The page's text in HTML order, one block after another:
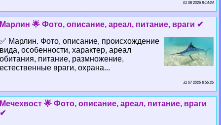
01 08 2026 8:14:24
Марлин 🌟 Фото, описание, ареал, питание, враги ✔
✅ Марлин. Фото, описание, происхождение
вида, особенности, хаpaктер, ареал
обитания, питание, размножение,
естественные враги, охрана...
31 07 2026 8:56:26
Мечехвост 🌟 Фото, описание, ареал, питание, враги
✔